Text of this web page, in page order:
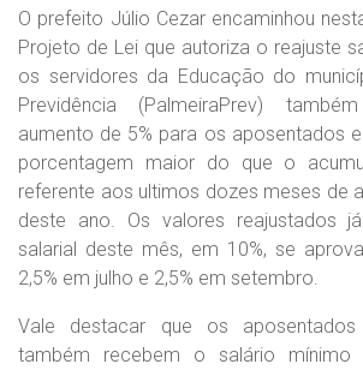
O prefeito Júlio Cezar encaminhou
Projeto de Lei que autoriza o reajuste
os servidores da Educação do
Previdência (PalmeiraPrev)
aumento de 5% para os aposentados
porcentagem maior do que o
referente aos ultimos dozes meses de
deste ano. Os valores reajustados
salarial deste mês, em 10%, se
2,5% em julho e 2,5% em setembro.
Vale destacar que os aposentados
também recebem o salário